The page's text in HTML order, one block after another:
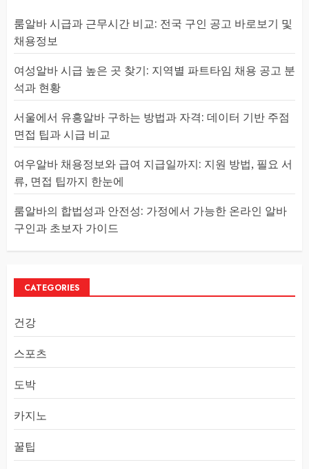
룸알바 시급과 근무시간 비교: 전국 구인 공고 바로보기 및
채용정보
여성알바 시급 높은 곳 찾기: 지역별 파트타임 채용 공고 분
석과 현황
서울에서 유흥알바 구하는 방법과 자격: 데이터 기반 주점
면접 팁과 시급 비교
여우알바 채용정보와 급여 지급일까지: 지원 방법, 필요 서
류, 면접 팁까지 한눈에
룸알바의 합법성과 안전성: 가정에서 가능한 온라인 알바
구인과 초보자 가이드
CATEGORIES
건강
스포츠
도박
카지노
꿀팁